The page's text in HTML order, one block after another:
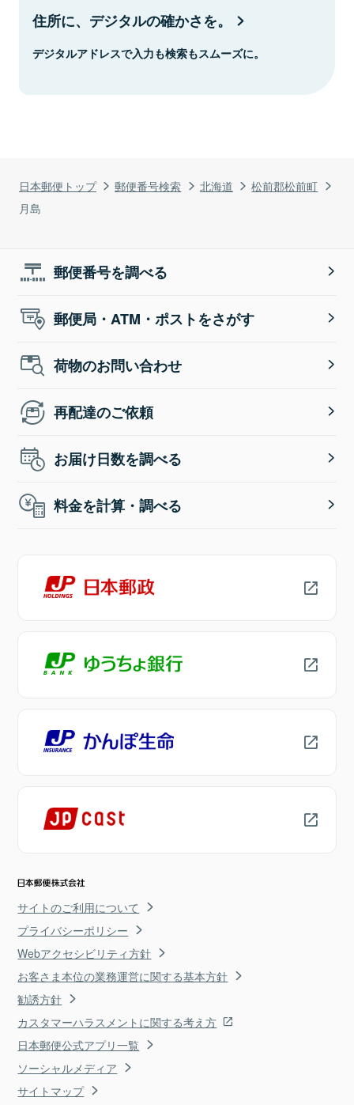
日本郵便トップ 郵便番号検索 北海道
松前郡松前町
月島
住所に、デジタルの確かさを。
デジタルアドレスで入力も検索もスムーズに。
郵便番号を調べる
郵便局・ATM・ポストをさがす
荷物のお問い合わせ
再配達のご依頼
お届け日数を調べる
料金を計算・調べる
サイトのご利用について
プライバシーポリシー
Webアクセシビリティ方針
お客さま本位の業務運営に関する基本方針
勧誘方針
カスタマーハラスメントに関する考え方
日本郵便公式アプリ一覧
ソーシャルメディア
サイトマップ